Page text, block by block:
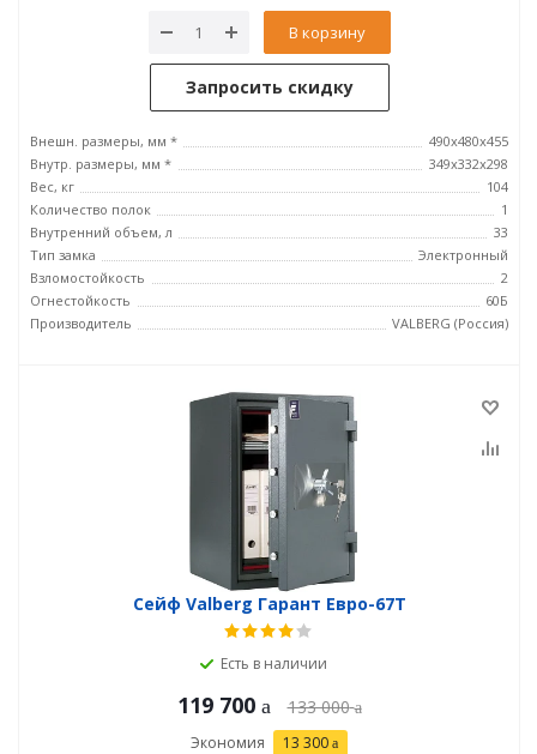
В корзину
Запросить скидку
Внешн. размеры, мм *
490x480x455
Внутр. размеры, мм *
349x332x298
Вес, кг
104
Количество полок
1
Внутренний объем, л
33
Тип замка
Электронный
Взломостойкость
2
Огнестойкость
60Б
Производитель
VALBERG (Россия)
Сейф Valberg Гарант Евро-67Т
Есть в наличии
119 700 133 000
Экономия 13 300